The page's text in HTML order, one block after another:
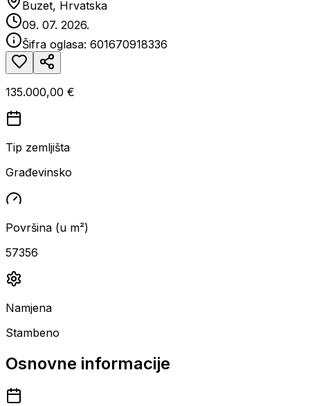
Buzet, Hrvatska
09. 07. 2026.
Šifra oglasa: 601670918336
135.000,00 €
Tip zemljišta
Građevinsko
Površina (u m²)
57356
Namjena
Stambeno
Osnovne informacije